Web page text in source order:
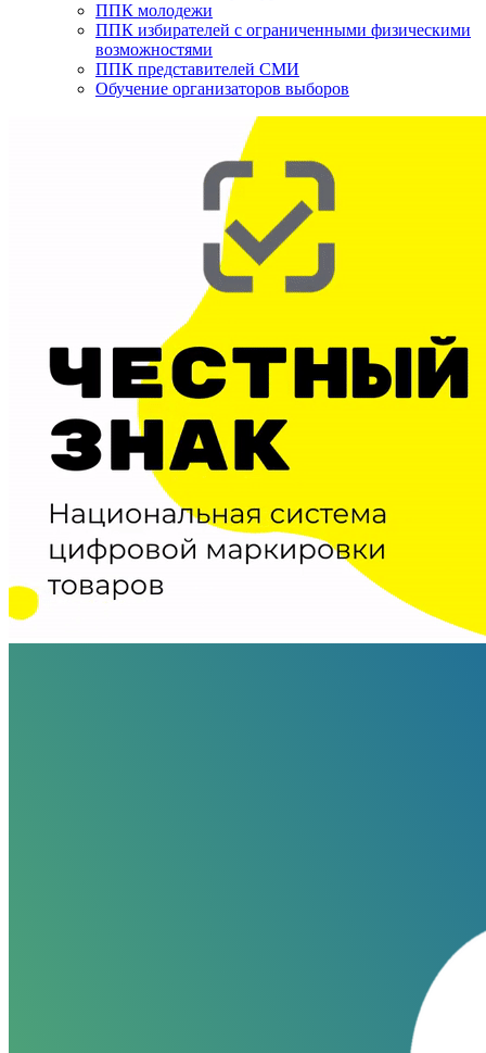
ППК молодежи
ППК избирателей с ограниченными физическими
возможностями
ППК представителей СМИ
Обучение организаторов выборов